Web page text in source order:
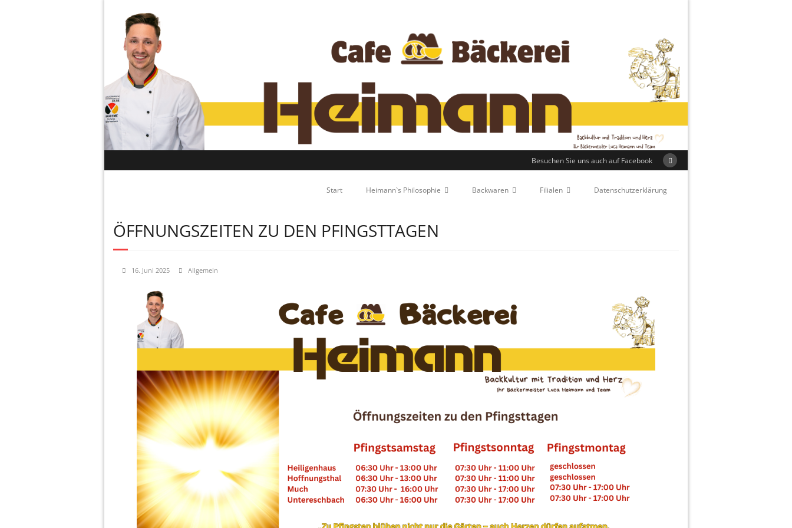
Besuchen Sie uns auch auf Facebook
Start Heimann`s Philosophie Backwaren Filialen Datenschutzerklärung
ÖFFNUNGSZEITEN ZU DEN PFINGSTTAGEN
16. Juni 2025 Allgemein